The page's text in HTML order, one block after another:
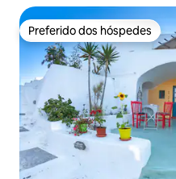
Preferido dos hóspedes
Preferido dos hóspedes